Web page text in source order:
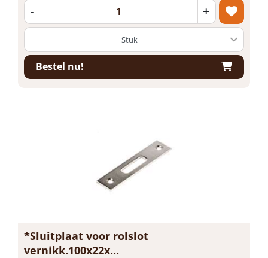
- +
Bestel nu!
*Sluitplaat voor rolslot
vernikk.100x22x...